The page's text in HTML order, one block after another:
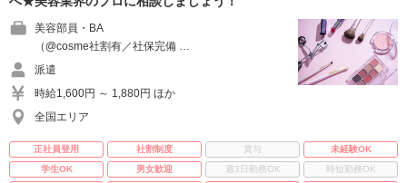
美容部員・BA
（@cosme社割有／社保完備 …
派遣
時給1,600円 ～ 1,880円 ほか
全国エリア
正社員登用 社割制度 賞与
未経験OK
学生OK
男女歓迎 週3日勤務OK
時短勤務OK